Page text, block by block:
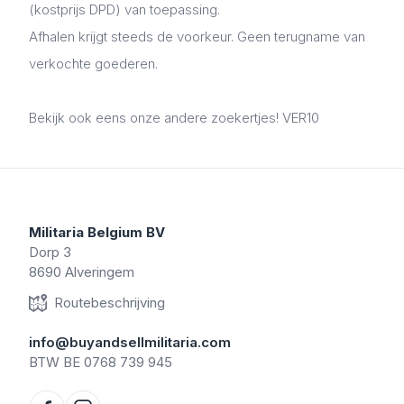
(kostprijs DPD) van toepassing.
Afhalen krijgt steeds de voorkeur. Geen terugname van
verkochte goederen.
Bekijk ook eens onze andere zoekertjes! VER10
Militaria Belgium BV
Dorp 3
8690 Alveringem
Routebeschrijving
info@buyandsellmilitaria.com
BTW BE 0768 739 945